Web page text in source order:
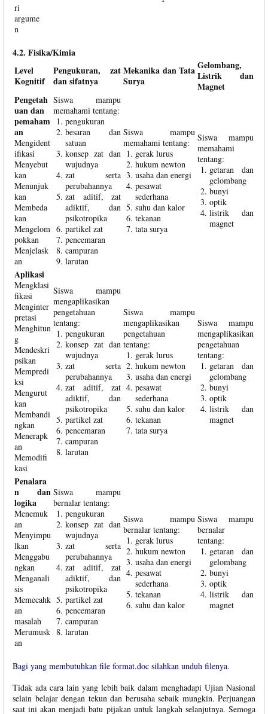
ri
argume
n
4.2. Fisika/Kimia
Level
Kognitif
Pengukuran, zat
dan sifatnya
Mekanika dan Tata
Surya
Gelombang,
Listrik dan
Magnet
Pengetah
uan dan
pemaham
an
Mengident
ifikasi
Menyebut
kan
Menunjuk
kan
Membeda
kan
Mengelom
pokkan
Menjelask
an
Siswa mampu
memahami tentang:
pengukuran
besaran dan
satuan
konsep zat dan
wujudnya
zat serta
perubahannya
zat aditif, zat
adiktif, dan
psikotropika
partikel zat
pencemaran
campuran
larutan
Siswa mampu
memahami tentang:
gerak lurus
hukum newton
usaha dan energi
pesawat
sederhana
suhu dan kalor
tekanan
tata surya
Siswa mampu
memahami
tentang:
getaran dan
gelombang
bunyi
optik
listrik dan
magnet
Aplikasi
Mengklasi
fikasi
Menginter
pretasi
Menghitun
g
Mendeskri
psikan
Mempredi
ksi
Mengurut
kan
Membandi
ngkan
Menerapk
an
Memodifi
kasi
Siswa mampu
mengaplikasikan
pengetahuan
tentang:
pengukuran
konsep zat dan
wujudnya
zat serta
perubahannya
zat aditif, zat
adiktif, dan
psikotropika
partikel zat
pencemaran
campuran
larutan
Siswa mampu
mengaplikasikan
pengetahuan
tentang:
gerak lurus
hukum newton
usaha dan energi
pesawat
sederhana
suhu dan kalor
tekanan
tata surya
Siswa mampu
mengaplikasikan
pengetahuan
tentang:
getaran dan
gelombang
bunyi
optik
listrik dan
magnet
Penalara
n dan
logika
Menemuk
an
Menyimpu
lkan
Menggabu
ngkan
Menganali
sis
Memecahk
an
masalah
Merumusk
an
Siswa mampu
bernalar tentang:
pengukuran
konsep zat dan
wujudnya
zat serta
perubahannya
zat aditif, zat
adiktif, dan
psikotropika
partikel zat
pencemaran
campuran
larutan
Siswa mampu
bernalar tentang:
gerak lurus
hukum newton
usaha dan energi
pesawat
sederhana
tekanan
suhu dan kalor
Siswa mampu
bernalar
tentang:
getaran dan
gelombang
bunyi
optik
listrik dan
magnet
Bagi yang membutuhkan file format.doc silahkan unduh filenya.
Tidak ada cara lain yang lebih baik dalam menghadapi Ujian Nasional
selain belajar dengan tekun dan berusaha sebaik mungkin. Perjuangan
saat ini akan menjadi batu pijakan untuk langkah selanjutnya. Semoga